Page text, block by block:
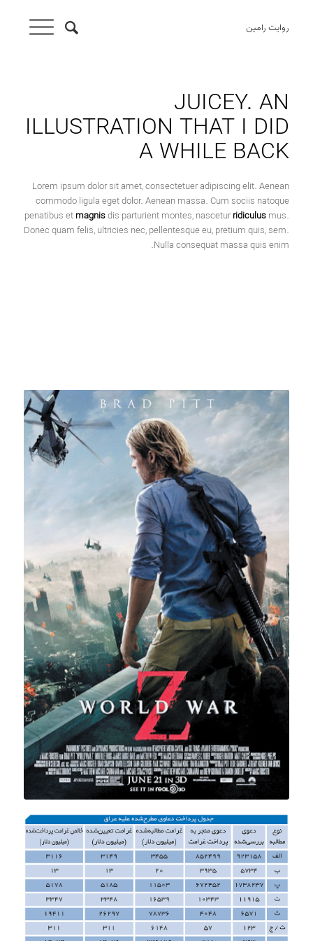
روایت رامین
JUICEY. AN
ILLUSTRATION THAT I DID
A WHILE BACK
Lorem ipsum dolor sit amet, consectetuer adipiscing elit. Aenean
commodo ligula eget dolor. Aenean massa. Cum sociis natoque
penatibus etmagnisdis parturient montes, nasceturridiculusmus.
Donec quam felis, ultricies nec, pellentesque eu, pretium quis, sem.
Nulla consequat massa quis enim.